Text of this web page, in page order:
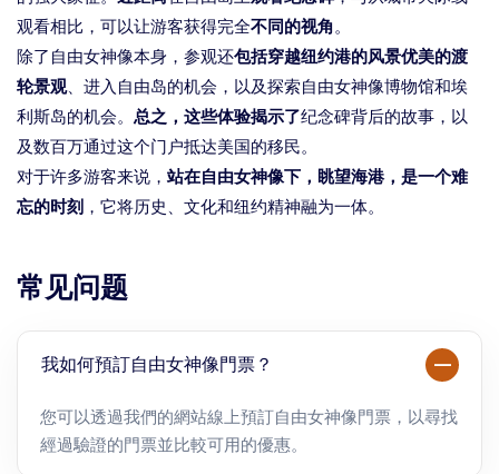
观看相比，可以让游客获得完全不同的视角。
除了自由女神像本身，参观还包括穿越纽约港的风景优美的渡
轮景观、进入自由岛的机会，以及探索自由女神像博物馆和埃
利斯岛的机会。 总之，这些体验揭示了纪念碑背后的故事，以
及数百万通过这个门户抵达美国的移民。
对于许多游客来说，站在自由女神像下，眺望海港，是一个难
忘的时刻 ，它将历史、文化和纽约精神融为一体。
常见问题
我如何預訂自由女神像門票？
您可以透過我們的網站線上預訂自由女神像門票，以尋找
經過驗證的門票並比較可用的優惠。